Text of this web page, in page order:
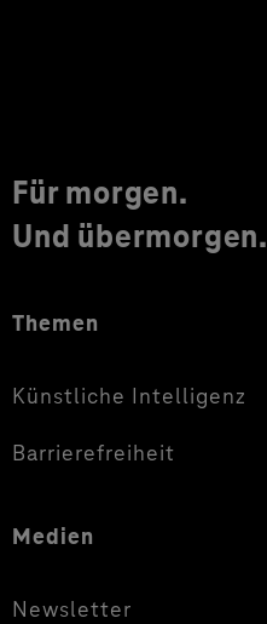
Für morgen.
Und übermorgen.
Themen
Künstliche Intelligenz
Barrierefreiheit
Medien
Newsletter